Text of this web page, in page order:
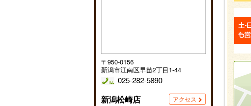
〒950-0156
新潟市江南区早苗2丁目1-44
025-282-5890
新潟松崎店 アクセス